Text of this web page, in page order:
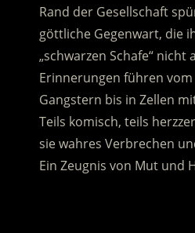
Rand der Gesellschaft
göttliche Gegenwart, die
„schwarzen Schafe“ nicht
Erinnerungen führen
Gangstern bis in Zellen
Teils komisch, teils
sie wahres Verbrechen
Ein Zeugnis von Mut und